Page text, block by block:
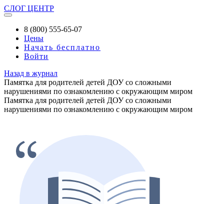
СЛОГ ЦЕНТР
8 (800) 555-65-07
Цены
Начать бесплатно
Войти
Назад в журнал
Памятка для родителей детей ДОУ со сложными
нарушениями по ознакомлению с окружающим миром
Памятка для родителей детей ДОУ со сложными
нарушениями по ознакомлению с окружающим миром